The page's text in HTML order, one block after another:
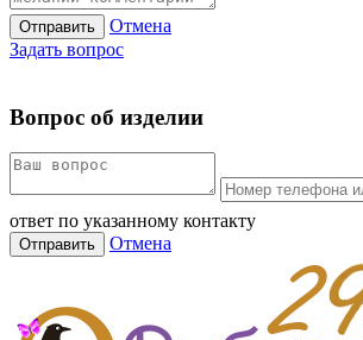
Отправить
Отмена
Задать вопрос
Вопрос об изделии
ответ по указанному контакту
Отправить Отмена